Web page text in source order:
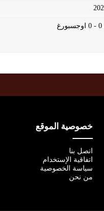
خصوصية الموقع
اتصل بنا
اتفاقية الإستخدام
سياسة الخصوصية
من نحن